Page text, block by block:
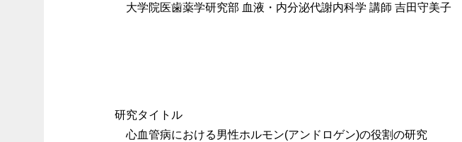
大学院医歯薬学研究部 血液・内分泌代謝内科学 講師 吉田守美子
研究タイトル
心血管病における男性ホルモン(アンドロゲン)の役割の研究